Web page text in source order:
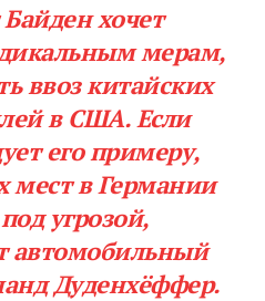
хочет
мерам,
ввоз китайских
в США. Если
его примеру,
мест в Германии
угрозой,
автомобильный
Дуденхёффер.